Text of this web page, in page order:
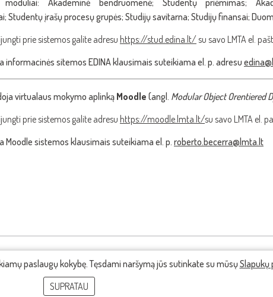
paslaugų kokybę. Tęsdami naršymą jūs sutinkate su mūsųSlapukų
SUPRATAU
moduliai: Akademinė bendruomenė; Studentų priėmimas;
Studentų įrašų procesų grupės; Studijų savitarna; Studijų finansai;
prie sistemos galite adresu https://stud.edina.lt/su savo LMTA el.
informacinės sitemos EDINA klausimais suteikiama el. p. adresu
virtualaus mokymo aplinką Moodle (angl. Modular Object Orentiered
prie sistemos galite adresu https://moodle.lmta.lt/su savo LMTA el.
Moodle sistemos klausimais suteikiama el. p. roberto.becerra@lmta.lt